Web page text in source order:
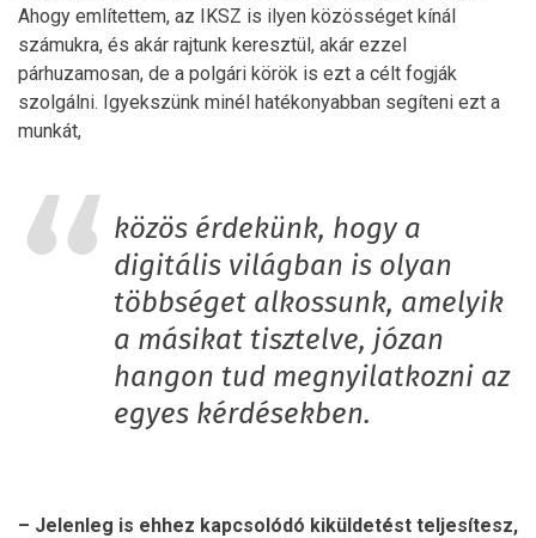
Ahogy említettem, az IKSZ is ilyen közösséget kínál
számukra, és akár rajtunk keresztül, akár ezzel
párhuzamosan, de a polgári körök is ezt a célt fogják
szolgálni. Igyekszünk minél hatékonyabban segíteni ezt a
munkát,
közös érdekünk, hogy a
digitális világban is olyan
többséget alkossunk, amelyik
a másikat tisztelve, józan
hangon tud megnyilatkozni az
egyes kérdésekben.
– Jelenleg is ehhez kapcsolódó kiküldetést teljesítesz,